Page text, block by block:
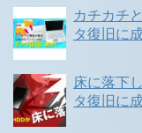
カチカチ
タ復旧に
床に落下
タ復旧に